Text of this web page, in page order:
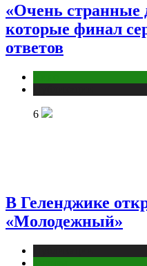
«Очень странные
которые финал
ответов
6
В Геленджике
«Молодежный»